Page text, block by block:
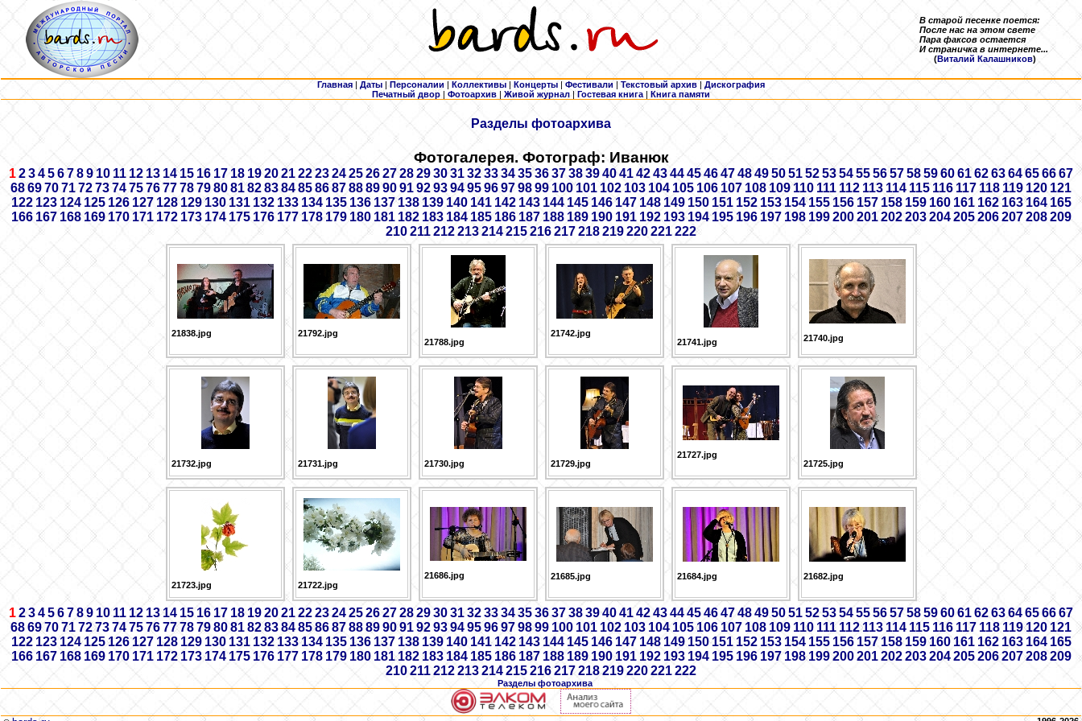
В старой песенке поется:
После нас на этом свете
Пара факсов остается
И страничка в интернете...
(Виталий Калашников)
Главная | Даты | Персоналии | Коллективы | Концерты | Фестивали | Текстовый архив | Дискография
Печатный двор | Фотоархив | Живой журнал |Гостевая книга | Книга памяти
Разделы фотоархива
Фотогалерея. Фотограф: Иванюк
12345678910 11 12 13 14 15 16 17 18 19202122232425262728293031323334353637383940414243444546474849505152535455565758596061626364656667
6869707172737475767778798081828384858687888990919293949596979899 100 101 102 103 104 105 106 107 108 109 110 111 112 113 114 115 116 117 118 119 120 121
122 123 124 125 126 127 128 129 130 131 132 133 134 135 136 137 138 139 140 141 142 143 144 145 146 147 148 149 150 151 152 153 154 155 156 157 158 159 160 161 162 163164 165
166 167 168 169 170 171 172 173 174 175 176 177178 179 180 181 182 183 184 185 186 187 188 189 190 191 192 193 194195 196 197 198 199 200 201 202 203 204 205 206 207 208 209
210211212213214215216217218219220221222
21838.jpg
21792.jpg
21788.jpg
21742.jpg
21741.jpg
21740.jpg
21732.jpg 21731.jpg 21730.jpg 21729.jpg
21727.jpg
21725.jpg
21723.jpg 21722.jpg
21686.jpg 21685.jpg 21684.jpg 21682.jpg
123456789 10 11 12 13 14 15 16 17 18 19202122232425262728293031323334353637383940414243444546474849505152535455565758596061626364656667
6869707172737475767778798081828384858687888990919293949596979899 100 101 102 103 104 105 106 107 108 109 110 111 112113 114 115 116 117 118 119120 121
122 123 124 125126 127 128 129 130 131 132 133134 135 136 137 138 139 140 141 142 143 144 145 146 147 148 149 150151 152 153 154 155 156 157 158 159 160 161 162 163 164 165
166 167 168 169 170 171 172 173 174 175 176 177 178 179 180 181 182 183 184 185 186 187 188 189 190 191 192 193 194 195 196 197 198 199 200 201 202 203 204 205 206 207 208 209
210211212213214215216217218219220221222
Разделы фотоархива